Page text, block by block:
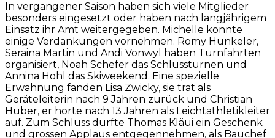
In vergangener Saison haben sich viele Mitglieder
besonders eingesetzt oder haben nach langjährigem
Einsatz ihr Amt weitergegeben. Michelle konnte
einige Verdankungen vornehmen. Romy Hunkeler,
Seraina Martin und Andi Vonwyl haben Turnfahrten
organisiert, Noah Schefer das Schlussturnen und
Annina Hohl das Skiweekend. Eine spezielle
Erwähnung fanden Lisa Zwicky, sie trat als
Geräteleiterin nach 9 Jahren zurück und Christian
Huber, er hörte nach 13 Jahren als Leichtathletikleiter
auf. Zum Schluss durfte Thomas Kläui ein Geschenk
und grossen Applaus entgegennehmen, als Bauchef